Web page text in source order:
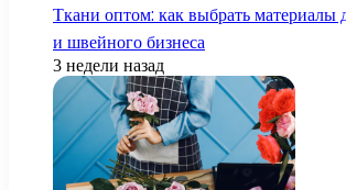
Ткани оптом: как выбрать материалы
и швейного бизнеса
3 недели назад